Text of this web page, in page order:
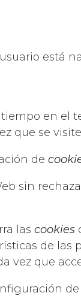
está
en el
que se
de
sin
las cookies
de
vez que